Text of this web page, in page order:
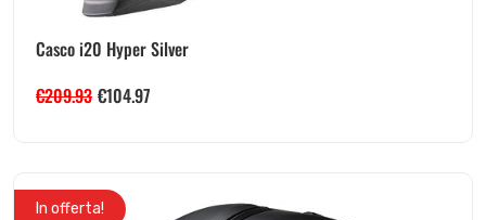
Casco i20 Hyper Silver
€209.93 €104.97
In offerta!